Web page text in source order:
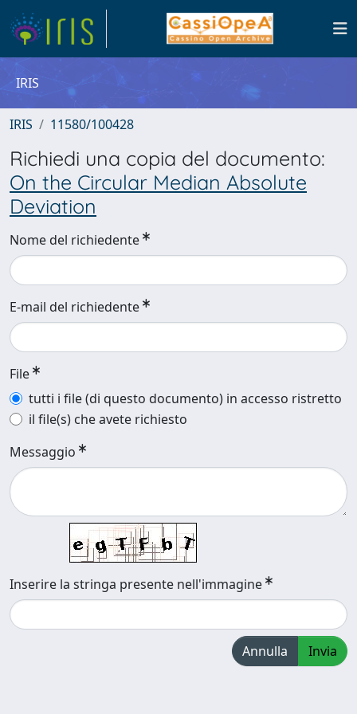
IRIS
IRIS 11580/100428
Richiedi una copia del documento:
On the Circular Median Absolute
Deviation
Nome del richiedente
E-mail del richiedente
File
tutti i file (di questo documento) in accesso ristretto
il file(s) che avete richiesto
Messaggio
Inserire la stringa presente nell'immagine
Annulla Invia